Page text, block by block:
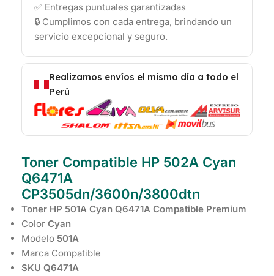
✅ Entregas puntuales garantizadas
🔒 Cumplimos con cada entrega, brindando un
servicio excepcional y seguro.
Realizamos envíos el mismo día a todo el
Perú
Toner Compatible HP 502A Cyan
Q6471A
CP3505dn/3600n/3800dtn
Toner HP 501A Cyan Q6471A Compatible Premium
Color Cyan
Modelo 501A
Marca Compatible
SKU Q6471A